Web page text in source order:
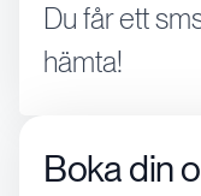
Du får ett
hämta!
Boka din